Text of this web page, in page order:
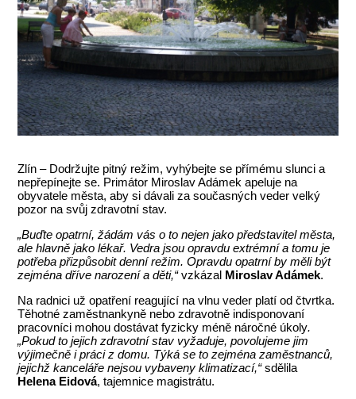
Zlín – Dodržujte pitný režim, vyhýbejte se přímému slunci a
nepřepínejte se. Primátor Miroslav Adámek apeluje na
obyvatele města, aby si dávali za současných veder velký
pozor na svůj zdravotní stav.
„Buďte opatrní, žádám vás o to nejen jako představitel města,
ale hlavně jako lékař. Vedra jsou opravdu extrémní a tomu je
potřeba přizpůsobit denní režim. Opravdu opatrní by měli být
zejména dříve narození a děti,“vzkázal Miroslav Adámek.
Na radnici už opatření reagující na vlnu veder platí od čtvrtka.
Těhotné zaměstnankyně nebo zdravotně indisponovaní
pracovníci mohou dostávat fyzicky méně náročné úkoly.
„Pokud to jejich zdravotní stav vyžaduje, povolujeme jim
výjimečně i práci z domu. Týká se to zejména zaměstnanců,
jejichž kanceláře nejsou vybaveny klimatizací,“sdělila
Helena Eidová, tajemnice magistrátu.